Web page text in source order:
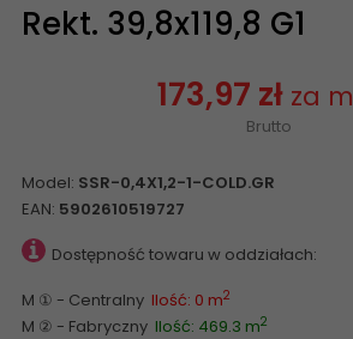
Rekt. 39,8x119,8 G1
173,97 zł za m
Brutto
Model: SSR-0,4X1,2-1-COLD.GR
EAN: 5902610519727
Dostępność towaru w oddziałach:
M ① - Centralny Ilość: 0 m2
M ② - Fabryczny Ilość: 469.3 m2